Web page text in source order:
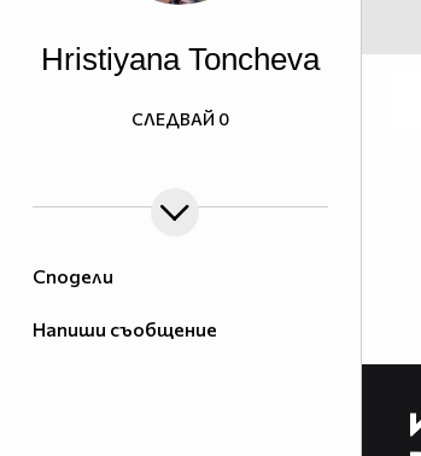
Сподели
Напиши съобщение
Hristiyana Toncheva
СЛЕДВАЙ 0